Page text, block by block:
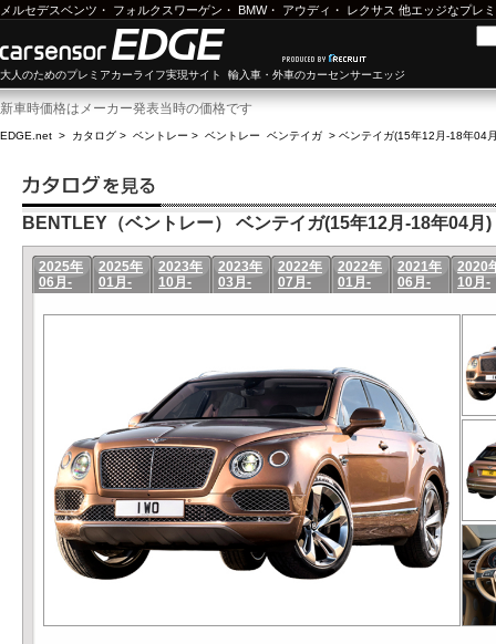
メルセデスベンツ ・ フォルクスワーゲン ・ BMW・ アウディ ・ レクサス 他エッジなプレ
大人のためのプレミアカーライフ実現サイト 輸入車・外車のカーセンサーエッジ
新車時価格はメーカー発表当時の価格です
EDGE.net > カタログ > ベントレー > ベントレー ベンテイガ > ベンテイガ(15年12月-18年04
BENTLEY（ベントレー） ベンテイガ(15年12月-18年04月)
2025年
06月-
2025年
01月-
2023年
10月-
2023年
03月-
2022年
07月-
2022年
01月-
2021年
06月-
2020
10月-